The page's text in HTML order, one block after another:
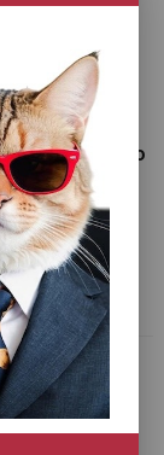
офсетную
Premium